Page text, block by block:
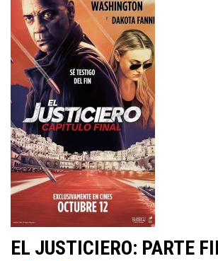
EL JUSTICIERO: PARTE